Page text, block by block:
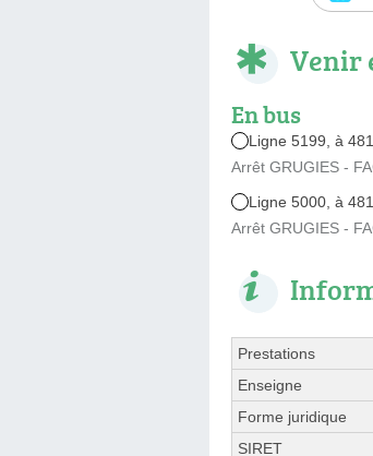
Venir
En bus
Ligne 5199, à
Arrêt GRUGIES -
Ligne 5000, à
Arrêt GRUGIES -
Prestations
Enseigne
Forme juridique
SIRET